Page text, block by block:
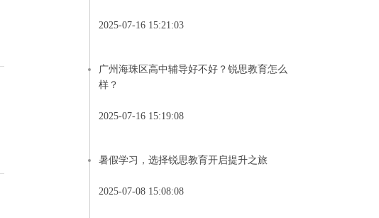
2025-07-16 15:21:03
广州海珠区高中辅导好不好？锐思教育怎么
样？
2025-07-16 15:19:08
暑假学习，选择锐思教育开启提升之旅
2025-07-08 15:08:08